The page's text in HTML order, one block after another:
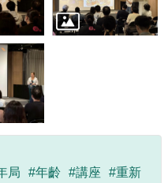
局 #年齡 #講座
#重新